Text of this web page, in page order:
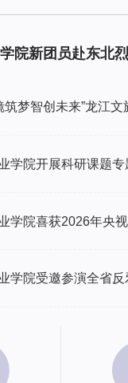
院新团员赴东北
筑梦智创未来”龙江
学院开展科研课题专
学院喜获2026年央
学院受邀参演全省反